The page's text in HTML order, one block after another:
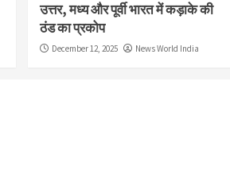
उत्तर, मध्य और पूर्वी भारत में कड़ाके की
ठंड का प्रकोप
December 12, 2025 News World India